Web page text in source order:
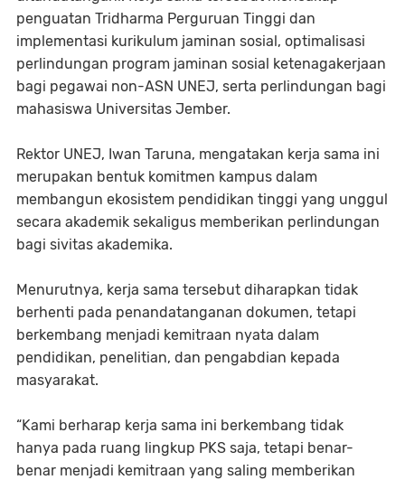
penguatan Tridharma Perguruan Tinggi dan
implementasi kurikulum jaminan sosial, optimalisasi
perlindungan program jaminan sosial ketenagakerjaan
bagi pegawai non-ASN UNEJ, serta perlindungan bagi
mahasiswa Universitas Jember.
Rektor UNEJ, Iwan Taruna, mengatakan kerja sama ini
merupakan bentuk komitmen kampus dalam
membangun ekosistem pendidikan tinggi yang unggul
secara akademik sekaligus memberikan perlindungan
bagi sivitas akademika.
Menurutnya, kerja sama tersebut diharapkan tidak
berhenti pada penandatanganan dokumen, tetapi
berkembang menjadi kemitraan nyata dalam
pendidikan, penelitian, dan pengabdian kepada
masyarakat.
“Kami berharap kerja sama ini berkembang tidak
hanya pada ruang lingkup PKS saja, tetapi benar-
benar menjadi kemitraan yang saling memberikan